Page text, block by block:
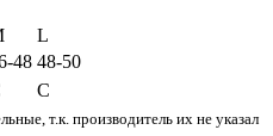
L
48 48-50
C
т.к. производитель их не указал